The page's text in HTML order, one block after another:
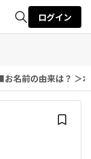
検索
ログイン
名前の由来は？ ＞